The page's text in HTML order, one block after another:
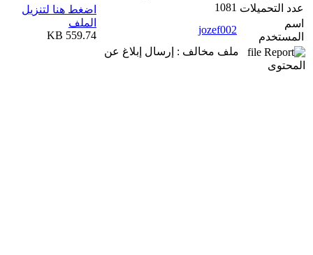
عدد التحميلات 1081
اسم
المستخدم
jozef002
ملف مخالف : إرسال إبلاغ عن
المحتوى
اضغط هنا لتنزيل
الملف
559.74 KB